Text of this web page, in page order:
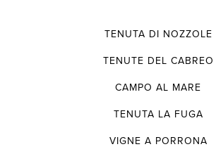
TENUTA DI NOZZOLE
TENUTE DEL CABREO
CAMPO AL MARE
TENUTA LA FUGA
VIGNE A PORRONA